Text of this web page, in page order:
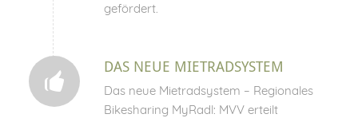
gefördert.
DAS NEUE MIETRADSYSTEM
Das neue Mietradsystem – Regionales
Bikesharing MyRadl: MVV erteilt